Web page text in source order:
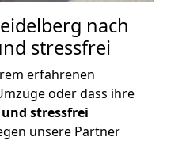
nach
stressfrei
erfahrenen
oder dass ihre
stressfrei
unsere Partner